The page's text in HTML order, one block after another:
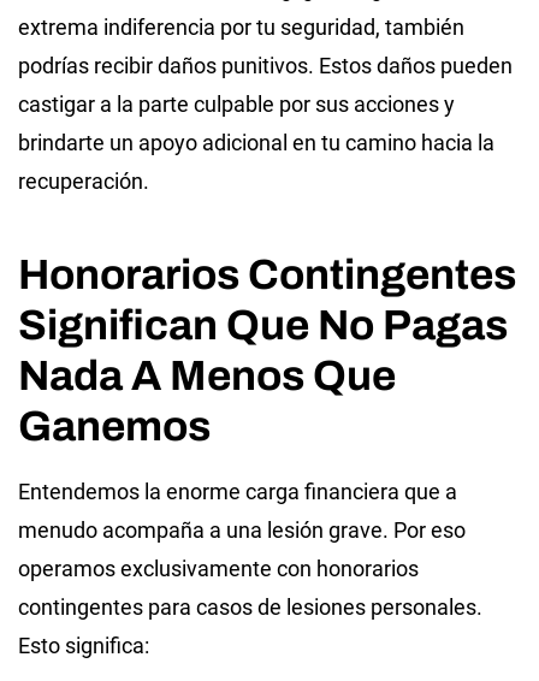
extrema indiferencia por tu seguridad, también
podrías recibir daños punitivos. Estos daños pueden
castigar a la parte culpable por sus acciones y
brindarte un apoyo adicional en tu camino hacia la
recuperación.
Honorarios Contingentes
Significan Que No Pagas
Nada A Menos Que
Ganemos
Entendemos la enorme carga financiera que a
menudo acompaña a una lesión grave. Por eso
operamos exclusivamente con honorarios
contingentes para casos de lesiones personales.
Esto significa: